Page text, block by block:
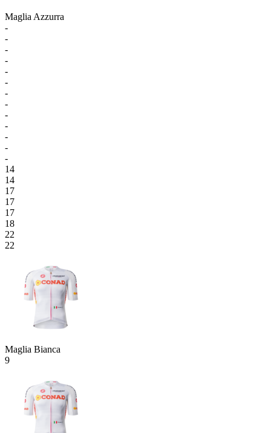
Maglia Azzurra
-
-
-
-
-
-
-
-
-
-
-
-
-
14
14
17
17
17
18
22
22
Maglia Bianca
9